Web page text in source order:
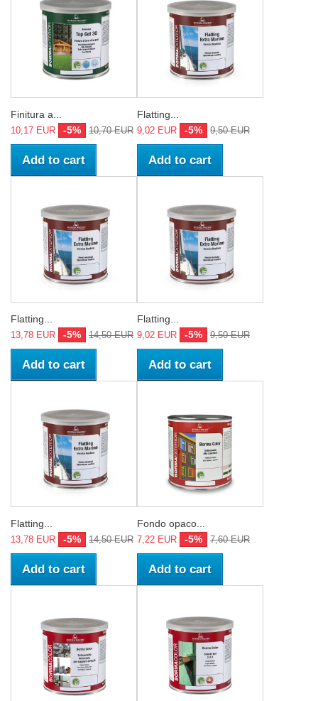
Finitura a...
10,17 EUR -5% 10,70 EUR
Add to cart
Flatting...
9,02 EUR -5% 9,50 EUR
Add to cart
Flatting...
13,78 EUR -5% 14,50 EUR
Add to cart
Flatting...
9,02 EUR -5% 9,50 EUR
Add to cart
Flatting...
13,78 EUR -5% 14,50 EUR
Add to cart
Fondo opaco...
7,22 EUR -5% 7,60 EUR
Add to cart